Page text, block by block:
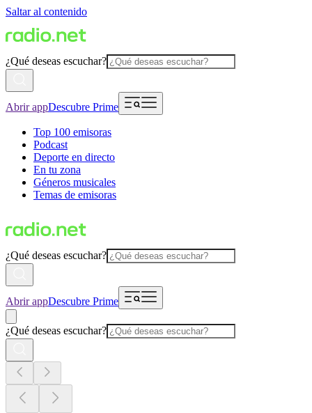
Saltar al contenido
¿Qué deseas escuchar?
Abrir appDescubre Prime
Top 100 emisoras
Podcast
Deporte en directo
En tu zona
Géneros musicales
Temas de emisoras
¿Qué deseas escuchar?
Abrir appDescubre Prime
¿Qué deseas escuchar?